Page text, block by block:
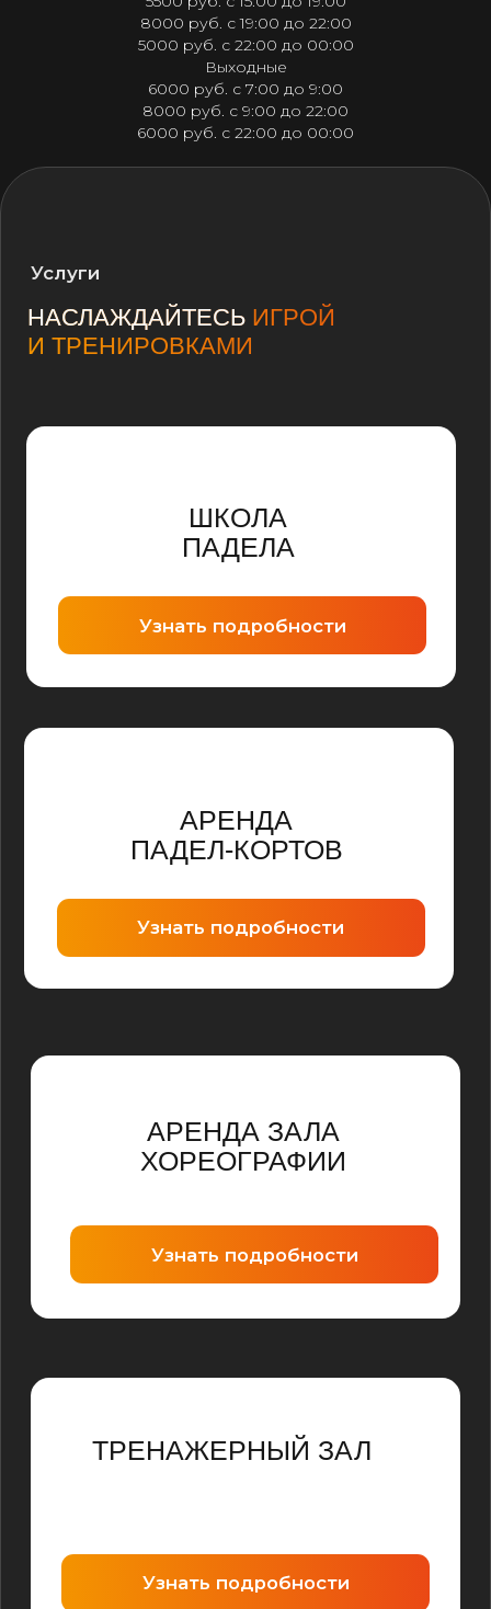
8000 руб. с 19:00 до 22:00
5000 руб. с 22:00 до 00:00
Выходные
6000 руб. с 7:00 до 9:00
8000 руб. с 9:00 до 22:00
6000 руб. с 22:00 до 00:00
Узнать подробности
ПОГРУЗИТЕСЬ В
КОМПЛЕКСА